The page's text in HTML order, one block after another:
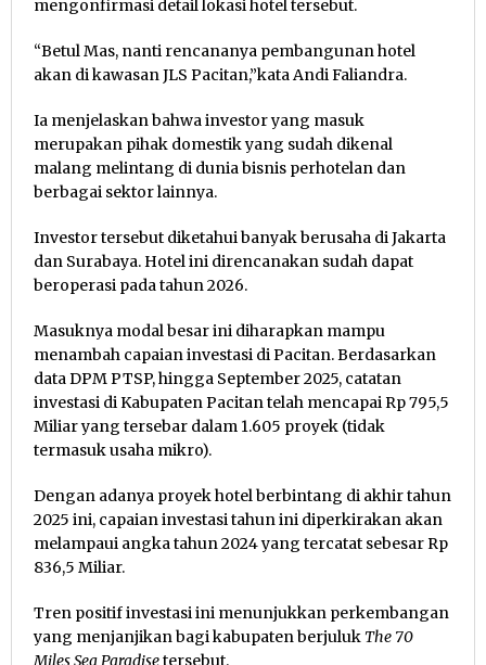
mengonfirmasi detail lokasi hotel tersebut.
“Betul Mas, nanti rencananya pembangunan hotel
akan di kawasan JLS Pacitan,”kata Andi Faliandra.
Ia menjelaskan bahwa investor yang masuk
merupakan pihak domestik yang sudah dikenal
malang melintang di dunia bisnis perhotelan dan
berbagai sektor lainnya.
Investor tersebut diketahui banyak berusaha di Jakarta
dan Surabaya. Hotel ini direncanakan sudah dapat
beroperasi pada tahun 2026.
Masuknya modal besar ini diharapkan mampu
menambah capaian investasi di Pacitan. Berdasarkan
data DPM PTSP, hingga September 2025, catatan
investasi di Kabupaten Pacitan telah mencapai Rp 795,5
Miliar yang tersebar dalam 1.605 proyek (tidak
termasuk usaha mikro).
Dengan adanya proyek hotel berbintang di akhir tahun
2025 ini, capaian investasi tahun ini diperkirakan akan
melampaui angka tahun 2024 yang tercatat sebesar Rp
836,5 Miliar.
Tren positif investasi ini menunjukkan perkembangan
yang menjanjikan bagi kabupaten berjuluk The 70
Miles Sea Paradisetersebut.